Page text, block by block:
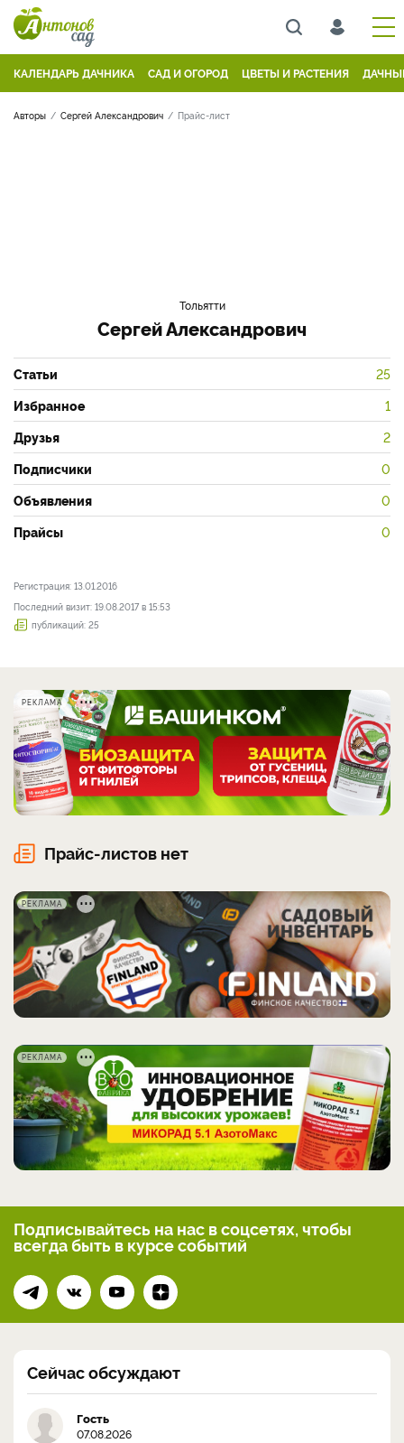
КАЛЕНДАРЬ ДАЧНИКА САД И ОГОРОД ЦВЕТЫ И РАСТЕНИЯ
Авторы Сергей Александрович Прайс-лист
Тольятти
Сергей Александрович
Статьи 25
Избранное 1
Друзья 2
Подписчики 0
Объявления 0
Прайсы 0
Регистрация: 13.01.2016
Последний визит: 19.08.2017 в 15:53
публикаций: 25
РЕКЛАМА
Прайс-листов нет
РЕКЛАМА
РЕКЛАМА
Подписывайтесь на нас в соцсетях, чтобы
всегдабыть в курсе событий
Сейчас обсуждают
Гость
07.08.2026